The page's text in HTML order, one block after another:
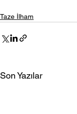
Taze İlham
Son Yazılar